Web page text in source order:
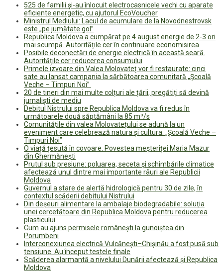
525 de familii și-au înlocuit electrocasnicele vechi cu aparate
eficiente energetic, cu ajutorul EcoVoucher
Ministrul Mediului: Lacul de acumulare de la Novodnestrovsk
este „pe jumătate gol”
Republica Moldova a cumpărat pe 4 august energie de 2-3 ori
mai scumpă. Autoritățile cer în continuare economisirea
Posibile deconectări de energie electrică în această seară.
Autoritățile cer reducerea consumului
Primele izvoare din Valea Molovateț vor fi restaurate: cinci
sate au lansat campania la sărbătoarea comunitară „Școală
Veche – Timpuri Noi”
20 de tineri din mai multe colțuri ale țării, pregătiți să devină
jurnaliști de mediu
Debitul Nistrului spre Republica Moldova va fi redus în
următoarele două săptămâni la 85 m³/s
Comunitățile din valea Molovatețului se adună la un
eveniment care celebrează natura și cultura: „Școală Veche –
Timpuri Noi”
O viață țesută în covoare. Povestea meșteriței Maria Mazur
din Ghermănești
Prutul sub presiune: poluarea, seceta și schimbările climatice
afectează unul dintre mai importante râuri ale Republicii
Moldova
Guvernul a stare de alertă hidrologică pentru 30 de zile, în
contextul scăderii debitului Nistrului
Din deșeuri alimentare la ambalaje biodegradabile: soluția
unei cercetătoare din Republica Moldova pentru reducerea
plasticului
Cum au ajuns permisele românești la gunoiștea din
Porumbeni
Interconexiunea electrică Vulcănești–Chișinău a fost pusă sub
tensiune. Au început testele finale
Scăderea alarmantă a nivelului Dunării afectează și Republica
Moldova